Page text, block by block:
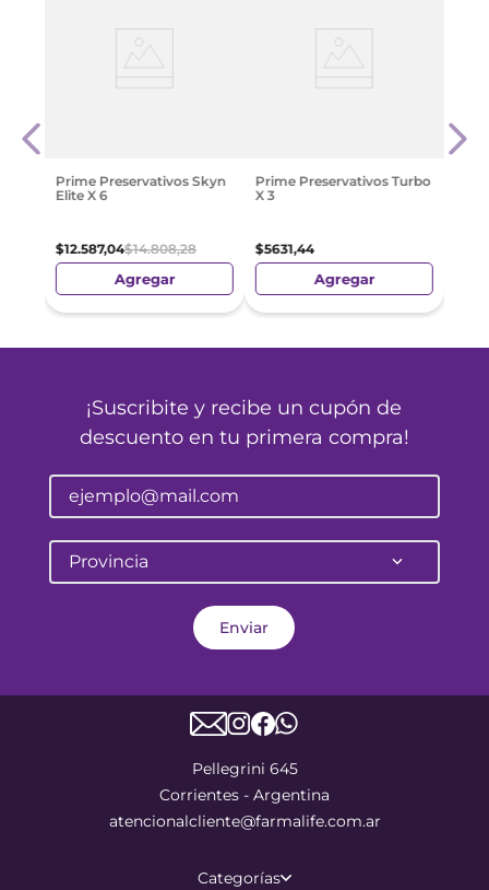
Prime Preservativos Skyn
Elite X 6
$12.587,04$14.808,28
Agregar
Prime Preservativos Turbo
X 3
$5631,44
Agregar
¡Suscribite y recibe un cupón de
descuento en tu primera compra!
Provincia
Enviar
Pellegrini 645
Corrientes - Argentina
atencionalcliente@farmalife.com.ar
Categorías